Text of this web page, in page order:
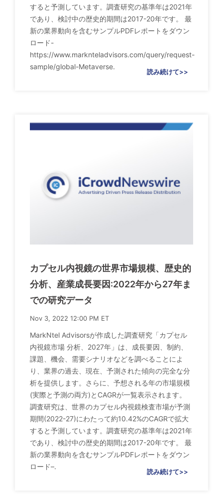
すると予測しています。調査研究の基準年は2021年
であり、検討中の歴史的期間は2017-20年です。 最
新の業界動向を含むサンプルPDFレポートをダウン
ロード-
https://www.marknteladvisors.com/query/request-
sample/global-Metaverse.
読み続けて>>
カプセル内視鏡の世界市場規模、歴史的
分析、産業成長要因:2022年から27年ま
での研究データ
Nov 3, 2022 12:00 PM ET
MarkNtel Advisorsが作成した調査研究「カプセル
内視鏡市場 分析、2027年」は、成長要因、制約、
課題、機会、需要シナリオなどを調べることによ
り、業界の過去、現在、予測された傾向の完全な分
析を提供します。さらに、予想される年の市場規模
(実際と予測の両方)とCAGRが一覧表示されます。
調査研究は、世界のカプセル内視鏡検査市場が予測
期間(2022-27)にわたって約10.42%のCAGRで拡大
すると予測しています。調査研究の基準年は2021年
であり、検討中の歴史的期間は2017-20年です。 最
新の業界動向を含むサンプルPDFレポートをダウン
ロード–.
読み続けて>>